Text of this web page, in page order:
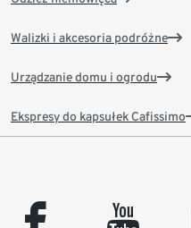
Walizki i akcesoria podróżne
Urządzanie domu i ogrodu
Ekspresy do kapsułek Cafissimo